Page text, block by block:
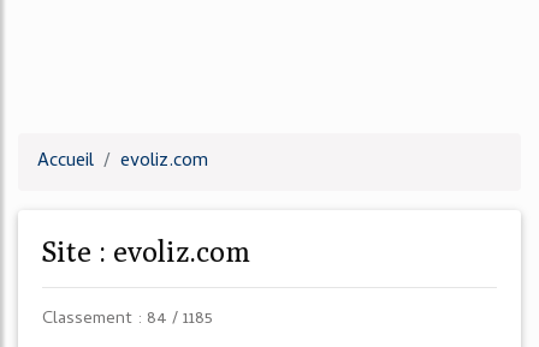
Accueil evoliz.com
Site : evoliz.com
Classement : 84 / 1185